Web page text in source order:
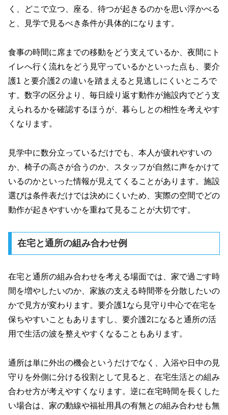
く、どこで立つ、座る、待つが起きるのかを思い浮かべる
と、見学で見るべき条件が具体的になります。
食事の時間に席までの移動をどう支えているか、夜間にト
イレへ行く流れをどう見守っているかといった点も、要介
護1 と要介護2 の違いを踏まえると見逃しにくいところで
す。数字の区分より、毎日繰り返す動作が施設内でどう支
えられるかを確認するほうが、暮らしとの相性を考えやす
くなります。
見学中に数分立っているだけでも、本人が疲れやすいの
か、椅子の高さが合うのか、スタッフが自然に声をかけて
いるのかといった情報が見えてくることがあります。施設
選びは条件表だけでは決めにくいため、実際の空間でどの
動作が起きやすいかを重ねて見ることが大切です。
在宅と通所の組み合わせ例
在宅と通所の組み合わせを考える場面では、家で過ごす時
間を増やしたいのか、家族の支える時間帯を分散したいの
かで見方が変わります。要介護1なら見守り中心で在宅を
保ちやすいこともありますし、要介護2になると通所の活
用で生活の波を整えやすくなることもあります。
通所は単に外出の機会というだけでなく、入浴や日中の見
守りを外側に分ける役割として見ると、在宅生活との組み
合わせ方が考えやすくなります。逆に在宅時間を長くした
い場合は、家の動線や福祉用具の有無との組み合わせも無